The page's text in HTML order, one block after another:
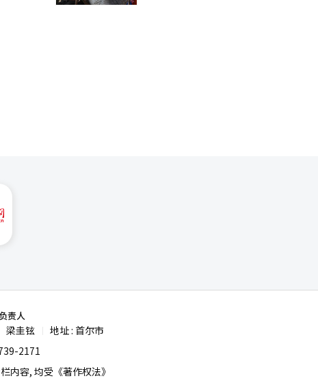
责人
梁圭铉
地址 : 首尔市
2171
内容, 均受《著作权法》